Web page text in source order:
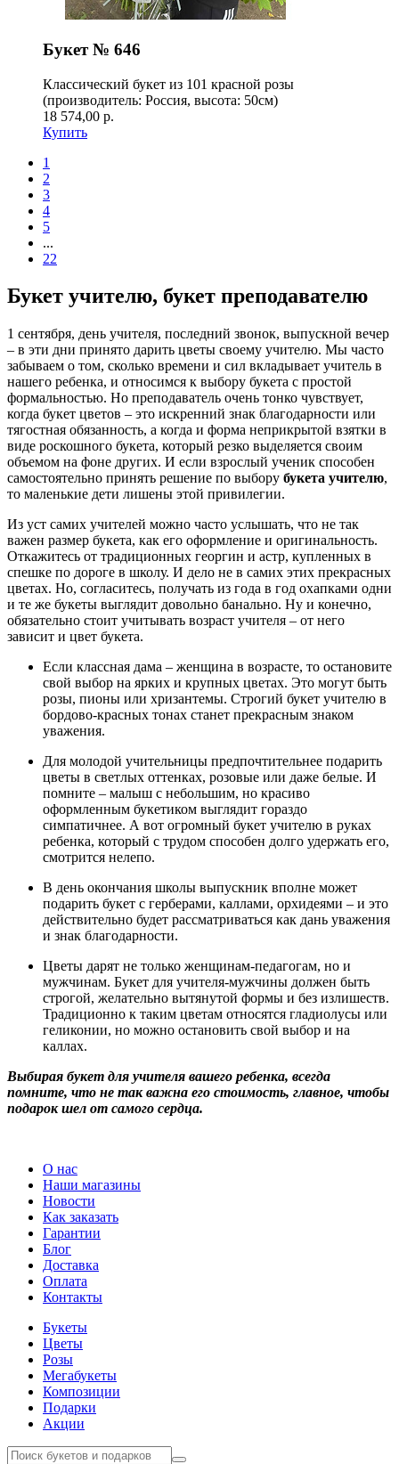
Букет № 646
Классический букет из 101 красной розы
(производитель: Россия, высота: 50см)
18 574,00 р.
Купить
1
2
3
4
5
...
22
Букет учителю, букет преподавателю
1 сентября, день учителя, последний звонок, выпускной вечер
– в эти дни принято дарить цветы своему учителю. Мы часто
забываем о том, сколько времени и сил вкладывает учитель в
нашего ребенка, и относимся к выбору букета с простой
формальностью. Но преподаватель очень тонко чувствует,
когда букет цветов – это искренний знак благодарности или
тягостная обязанность, а когда и форма неприкрытой взятки в
виде роскошного букета, который резко выделяется своим
объемом на фоне других. И если взрослый ученик способен
самостоятельно принять решение по выбору букета учителю,
то маленькие дети лишены этой привилегии.
Из уст самих учителей можно часто услышать, что не так
важен размер букета, как его оформление и оригинальность.
Откажитесь от традиционных георгин и астр, купленных в
спешке по дороге в школу. И дело не в самих этих прекрасных
цветах. Но, согласитесь, получать из года в год охапками одни
и те же букеты выглядит довольно банально. Ну и конечно,
обязательно стоит учитывать возраст учителя – от него
зависит и цвет букета.
Если классная дама – женщина в возрасте, то остановите
свой выбор на ярких и крупных цветах. Это могут быть
розы, пионы или хризантемы. Строгий букет учителю в
бордово-красных тонах станет прекрасным знаком
уважения.
Для молодой учительницы предпочтительнее подарить
цветы в светлых оттенках, розовые или даже белые. И
помните – малыш с небольшим, но красиво
оформленным букетиком выглядит гораздо
симпатичнее. А вот огромный букет учителю в руках
ребенка, который с трудом способен долго удержать его,
смотрится нелепо.
В день окончания школы выпускник вполне может
подарить букет с герберами, каллами, орхидеями – и это
действительно будет рассматриваться как дань уважения
и знак благодарности.
Цветы дарят не только женщинам-педагогам, но и
мужчинам. Букет для учителя-мужчины должен быть
строгой, желательно вытянутой формы и без излишеств.
Традиционно к таким цветам относятся гладиолусы или
геликонии, но можно остановить свой выбор и на
каллах.
Выбирая букет для учителя вашего ребенка, всегда
помните, что не так важна его стоимость, главное, чтобы
подарок шел от самого сердца.
О нас
Наши магазины
Новости
Как заказать
Гарантии
Блог
Доставка
Оплата
Контакты
Букеты
Цветы
Розы
Мегабукеты
Композиции
Подарки
Акции